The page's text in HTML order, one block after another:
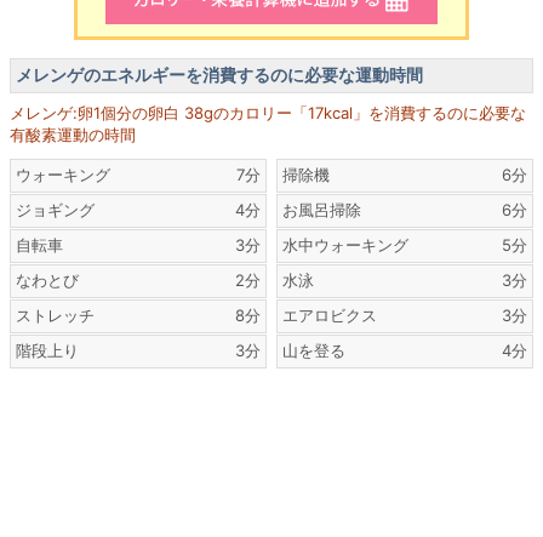
メレンゲのエネルギーを消費するのに必要な運動時間
メレンゲ:卵1個分の卵白 38gのカロリー「17kcal」を消費するのに必要な
有酸素運動の時間
ウォーキング
7分
ジョギング
4分
自転車
3分
なわとび
2分
ストレッチ
8分
階段上り
3分
掃除機
6分
お風呂掃除
6分
水中ウォーキング
5分
水泳
3分
エアロビクス
3分
山を登る
4分